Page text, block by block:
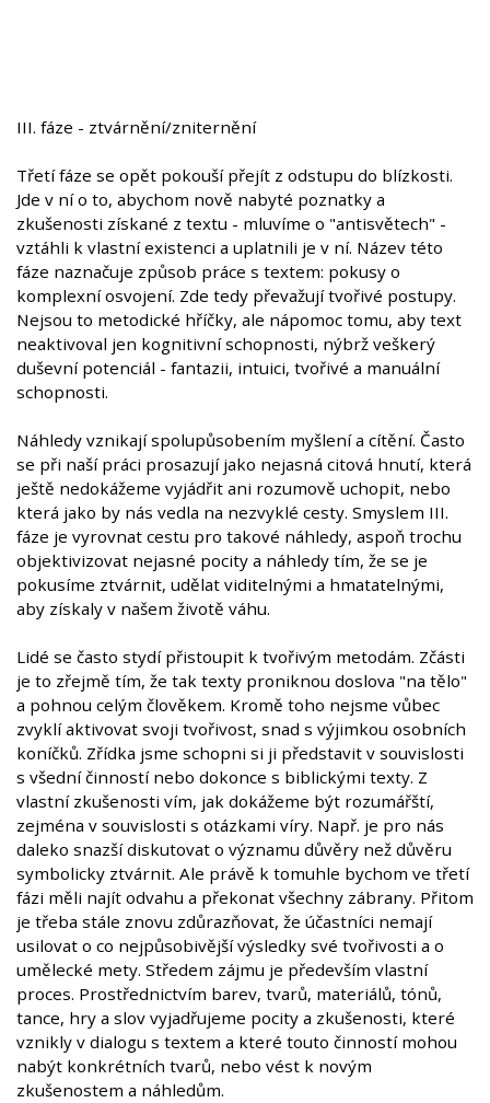
III. fáze - ztvárnění/zniternění
Třetí fáze se opět pokouší přejít z odstupu do blízkosti.
Jde v ní o to, abychom nově nabyté poznatky a
zkušenosti získané z textu - mluvíme o "antisvětech" -
vztáhli k vlastní existenci a uplatnili je v ní. Název této
fáze naznačuje způsob práce s textem: pokusy o
komplexní osvojení. Zde tedy převažují tvořivé postupy.
Nejsou to metodické hříčky, ale nápomoc tomu, aby text
neaktivoval jen kognitivní schopnosti, nýbrž veškerý
duševní potenciál - fantazii, intuici, tvořivé a manuální
schopnosti.
Náhledy vznikají spolupůsobením myšlení a cítění. Často
se při naší práci prosazují jako nejasná citová hnutí, která
ještě nedokážeme vyjádřit ani rozumově uchopit, nebo
která jako by nás vedla na nezvyklé cesty. Smyslem III.
fáze je vyrovnat cestu pro takové náhledy, aspoň trochu
objektivizovat nejasné pocity a náhledy tím, že se je
pokusíme ztvárnit, udělat viditelnými a hmatatelnými,
aby získaly v našem životě váhu.
Lidé se často stydí přistoupit k tvořivým metodám. Zčásti
je to zřejmě tím, že tak texty proniknou doslova "na tělo"
a pohnou celým člověkem. Kromě toho nejsme vůbec
zvyklí aktivovat svoji tvořivost, snad s výjimkou osobních
koníčků. Zřídka jsme schopni si ji představit v souvislosti
s všední činností nebo dokonce s biblickými texty. Z
vlastní zkušenosti vím, jak dokážeme být rozumářští,
zejména v souvislosti s otázkami víry. Např. je pro nás
daleko snazší diskutovat o významu důvěry než důvěru
symbolicky ztvárnit. Ale právě k tomuhle bychom ve třetí
fázi měli najít odvahu a překonat všechny zábrany. Přitom
je třeba stále znovu zdůrazňovat, že účastníci nemají
usilovat o co nejpůsobivější výsledky své tvořivosti a o
umělecké mety. Středem zájmu je především vlastní
proces. Prostřednictvím barev, tvarů, materiálů, tónů,
tance, hry a slov vyjadřujeme pocity a zkušenosti, které
vznikly v dialogu s textem a které touto činností mohou
nabýt konkrétních tvarů, nebo vést k novým
zkušenostem a náhledům.